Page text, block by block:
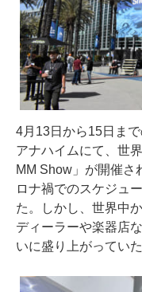
4月13日から15日ま
アナハイムにて、世
MM Show」が開催さ
ロナ禍でのスケジュ
た。しかし、世界中
ディーラーや楽器店
いに盛り上がっていた